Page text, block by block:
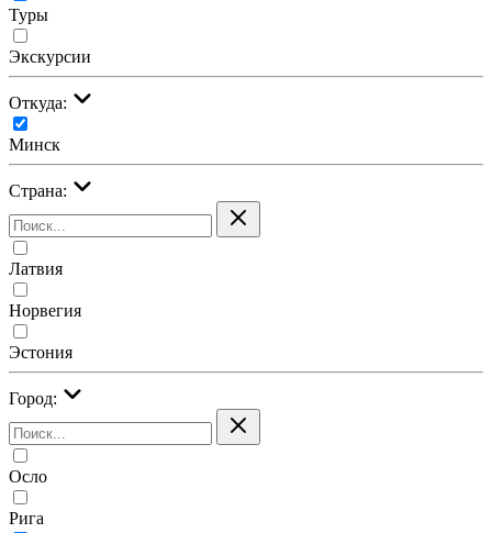
Туры
Экскурсии
Откуда:
Минск
Страна:
Латвия
Норвегия
Эстония
Город:
Осло
Рига